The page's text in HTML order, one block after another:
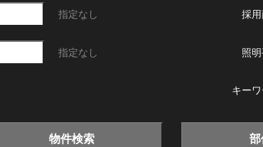
指定なし 採
指定なし 照
キー
物件検索